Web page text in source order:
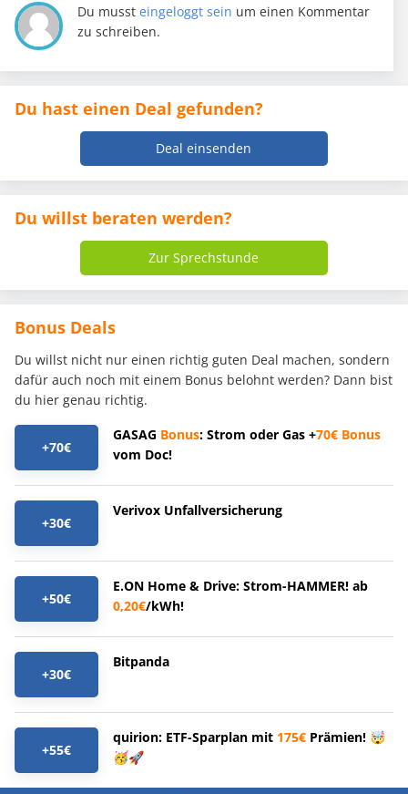
Du mussteingeloggt sein um einen Kommentar
zu schreiben.
Du hast einen Deal gefunden?
Deal einsenden
Du willst beraten werden?
Zur Sprechstunde
Bonus Deals
Du willst nicht nur einen richtig guten Deal machen, sondern
dafür auch noch mit einem Bonus belohnt werden? Dann bist
du hier genau richtig.
+70€
GASAG Bonus: Strom oder Gas +70€ Bonus
vom Doc!
+30€
Verivox Unfallversicherung
+50€
E.ON Home & Drive: Strom-HAMMER! ab
0,20€/kWh!
+30€
Bitpanda
+55€
quirion: ETF-Sparplan mit 175€ Prämien! 🤯
🥳🚀